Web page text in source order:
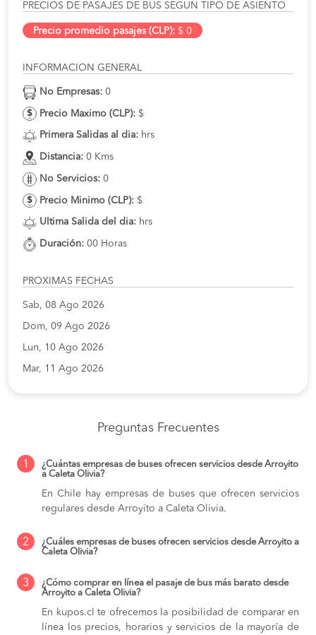
PRECIOS DE PASAJES DE BUS SEGUN TIPO DE ASIENTO
Precio promedio pasajes (CLP): $ 0
INFORMACION GENERAL
No Empresas: 0
Precio Maximo (CLP): $
Primera Salidas al dia: hrs
Distancia: 0 Kms
No Servicios: 0
Precio Minimo (CLP): $
Ultima Salida del dia: hrs
Duración: 00 Horas
PROXIMAS FECHAS
Sab, 08 Ago 2026
Dom, 09 Ago 2026
Lun, 10 Ago 2026
Mar, 11 Ago 2026
Preguntas Frecuentes
1
¿Cuántas empresas de buses ofrecen servicios desde Arroyito
a Caleta Olivia?
En Chile hay empresas de buses que ofrecen servicios
regulares desde Arroyito a Caleta Olivia.
2
¿Cuáles empresas de buses ofrecen servicios desde Arroyito a
Caleta Olivia?
3
¿Cómo comprar en línea el pasaje de bus más barato desde
Arroyito a Caleta Olivia?
En kupos.cl te ofrecemos la posibilidad de comparar en
línea los precios, horarios y servicios de la mayoría de